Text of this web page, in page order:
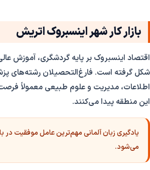
بازار کار شهر اینسبروک اتریش
اقتصاد اینسبروک بر پایه گردشگری، آموزش
شکل گرفته است. فارغ‌التحصیلان رشته‌های
اطلاعات، مدیریت و علوم طبیعی معمولاً
این منطقه پیدا می‌کنند.
یادگیری زبان آلمانی مهم‌ترین عامل موفقیت در
می‌شود.